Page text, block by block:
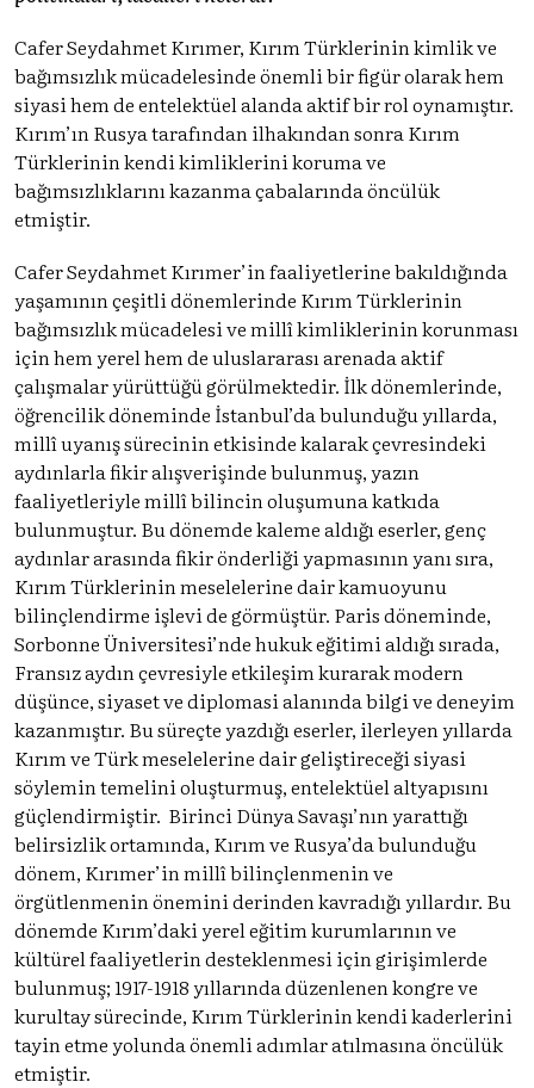
Cafer Seydahmet Kırımer, Kırım Türklerinin kimlik ve
bağımsızlık mücadelesinde önemli bir figür olarak hem
siyasi hem de entelektüel alanda aktif bir rol oynamıştır.
Kırım’ın Rusya tarafından ilhakından sonra Kırım
Türklerinin kendi kimliklerini koruma ve
bağımsızlıklarını kazanma çabalarında öncülük
etmiştir.
Cafer Seydahmet Kırımer’in faaliyetlerine bakıldığında
yaşamının çeşitli dönemlerinde Kırım Türklerinin
bağımsızlık mücadelesi ve millî kimliklerinin korunması
için hem yerel hem de uluslararası arenada aktif
çalışmalar yürüttüğü görülmektedir. İlk dönemlerinde,
öğrencilik döneminde İstanbul’da bulunduğu yıllarda,
millî uyanış sürecinin etkisinde kalarak çevresindeki
aydınlarla fikir alışverişinde bulunmuş, yazın
faaliyetleriyle millî bilincin oluşumuna katkıda
bulunmuştur. Bu dönemde kaleme aldığı eserler, genç
aydınlar arasında fikir önderliği yapmasının yanı sıra,
Kırım Türklerinin meselelerine dair kamuoyunu
bilinçlendirme işlevi de görmüştür. Paris döneminde,
Sorbonne Üniversitesi’nde hukuk eğitimi aldığı sırada,
Fransız aydın çevresiyle etkileşim kurarak modern
düşünce, siyaset ve diplomasi alanında bilgi ve deneyim
kazanmıştır. Bu süreçte yazdığı eserler, ilerleyen yıllarda
Kırım ve Türk meselelerine dair geliştireceği siyasi
söylemin temelini oluşturmuş, entelektüel altyapısını
güçlendirmiştir. Birinci Dünya Savaşı’nın yarattığı
belirsizlik ortamında, Kırım ve Rusya’da bulunduğu
dönem, Kırımer’in millî bilinçlenmenin ve
örgütlenmenin önemini derinden kavradığı yıllardır. Bu
dönemde Kırım’daki yerel eğitim kurumlarının ve
kültürel faaliyetlerin desteklenmesi için girişimlerde
bulunmuş; 1917-1918 yıllarında düzenlenen kongre ve
kurultay sürecinde, Kırım Türklerinin kendi kaderlerini
tayin etme yolunda önemli adımlar atılmasına öncülük
etmiştir.